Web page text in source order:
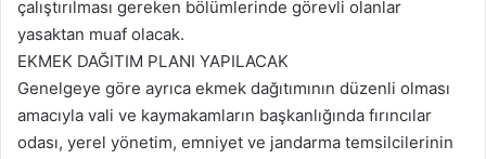
çalıştırılması gereken bölümlerinde görevli olanlar
yasaktan muaf olacak.
EKMEK DAĞITIM PLANI YAPILACAK
Genelgeye göre ayrıca ekmek dağıtımının düzenli olması
amacıyla vali ve kaymakamların başkanlığında fırıncılar
odası, yerel yönetim, emniyet ve jandarma temsilcilerinin